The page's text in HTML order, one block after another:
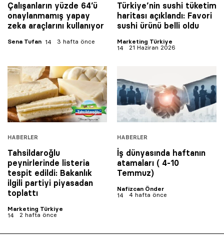
Çalışanların yüzde 64’ü
onaylanmamış yapay
zeka araçlarını kullanıyor
Sena Tufan 3 hafta önce
Türkiye’nin sushi tüketim
haritası açıklandı: Favori
sushi ürünü belli oldu
Marketing Türkiye
21 Haziran 2026
HABERLER
Tahsildaroğlu
peynirlerinde listeria
tespit edildi: Bakanlık
ilgili partiyi piyasadan
toplattı
Marketing Türkiye
2 hafta önce
HABERLER
İş dünyasında haftanın
atamaları ( 4-10
Temmuz)
Nafizcan Önder
4 hafta önce